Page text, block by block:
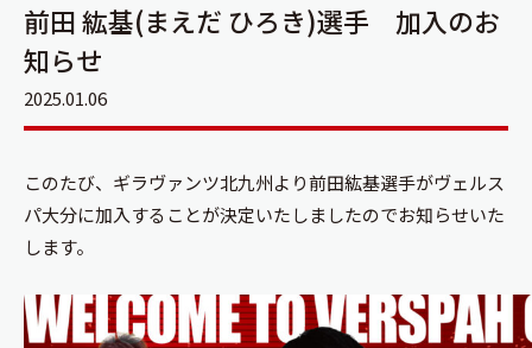
前田 紘基(まえだ ひろき)選手 加入のお
知らせ
2025.01.06
このたび、ギラヴァンツ北九州より前田紘基選手がヴェルス
パ大分に加入することが決定いたしましたのでお知らせいた
します。